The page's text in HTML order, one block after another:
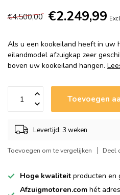
€4.500,00 €2.249,99
Als u een kookeiland heeft in uw
eilandmodel afzuigkap zeer
boven uw kookeiland hangen.
Toevoegen
Levertijd: 3 weken
Toevoegen om te vergelijken Deel
Hoge kwaliteit producten en
Afzuigmotoren.com hét